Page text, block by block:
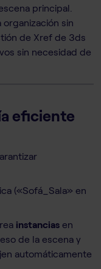
principal.
sin
de Xref de 3ds
sin necesidad de
eficiente
(«Sofá_Sala» en
instancias en
de la escena y
automáticamente